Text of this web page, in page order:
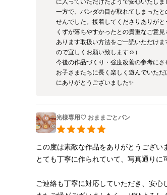
に入っていただけたようで安心いたしま
一方で、パンダの目が取れてしまった
せんでした。接着してくださりありが
くずが落ちやすかったとの貴重なご意
あります取扱い方法をご一読いただけ
ので宜しくお願い致します☺️）
今後の作品づくり・強度改善の参考にさ
お子さまたちに長く楽しく遊んでいた
にありがとうございました✨
光様専用♡ おままごとパン
この度は素敵な作品をありがとうござい
とても丁寧に作られていて、写真通りに
ご連絡も丁寧に対応していただき、安心